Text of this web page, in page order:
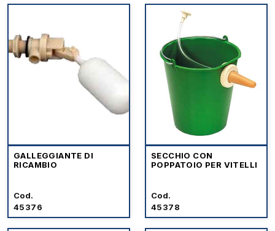
GALLEGGIANTE DI
RICAMBIO
Cod.
45376
SECCHIO CON
POPPATOIO PER VITELLI
Cod.
45378